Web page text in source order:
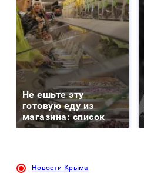
Не ешьте эту
готовую еду из
магазина: список
Новости Крыма